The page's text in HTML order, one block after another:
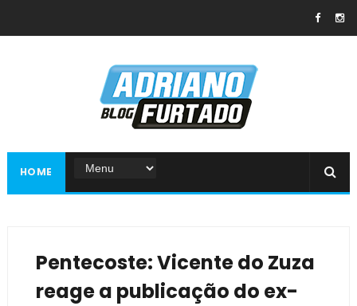
HOME
Pentecoste: Vicente do Zuza
reage a publicação do ex-